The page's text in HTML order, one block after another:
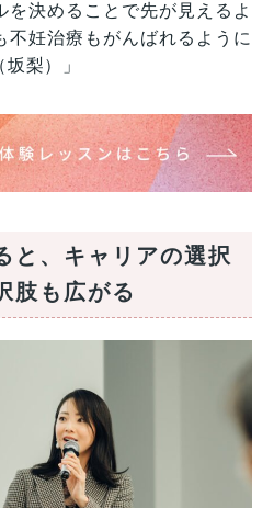
を決めることで先が見えるよ
不妊治療もがんばれるように
梨）」
と、キャリアの選択
肢も広がる